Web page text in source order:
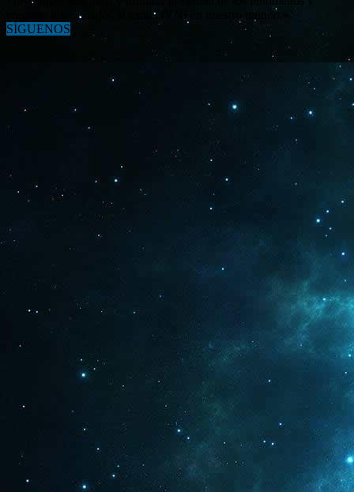
enigmas relacionados al tema OVNI en nuestro mundo.»
SÍGUENOS